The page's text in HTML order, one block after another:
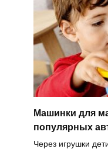
Машинки для
популярных
Через игрушки